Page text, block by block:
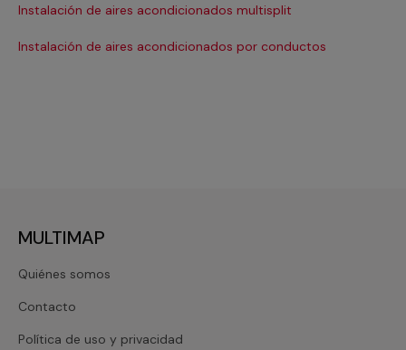
Instalación de aires acondicionados multisplit
Instalación de aires acondicionados por conductos
MULTIMAP
Quiénes somos
Contacto
Política de uso y privacidad